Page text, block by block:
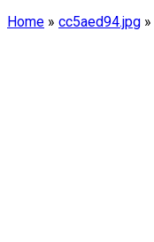
Home » cc5aed94.jpg »